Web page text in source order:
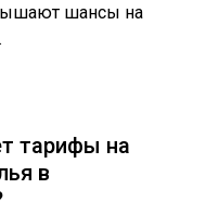
шансы на
тарифы на
в